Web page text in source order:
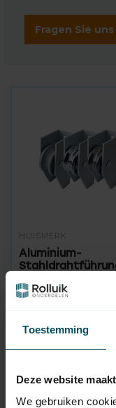
Toestemming
Deze website
We gebruiken
Fragen Sie uns
HUISMERK
Aluminium-
Auf Lager